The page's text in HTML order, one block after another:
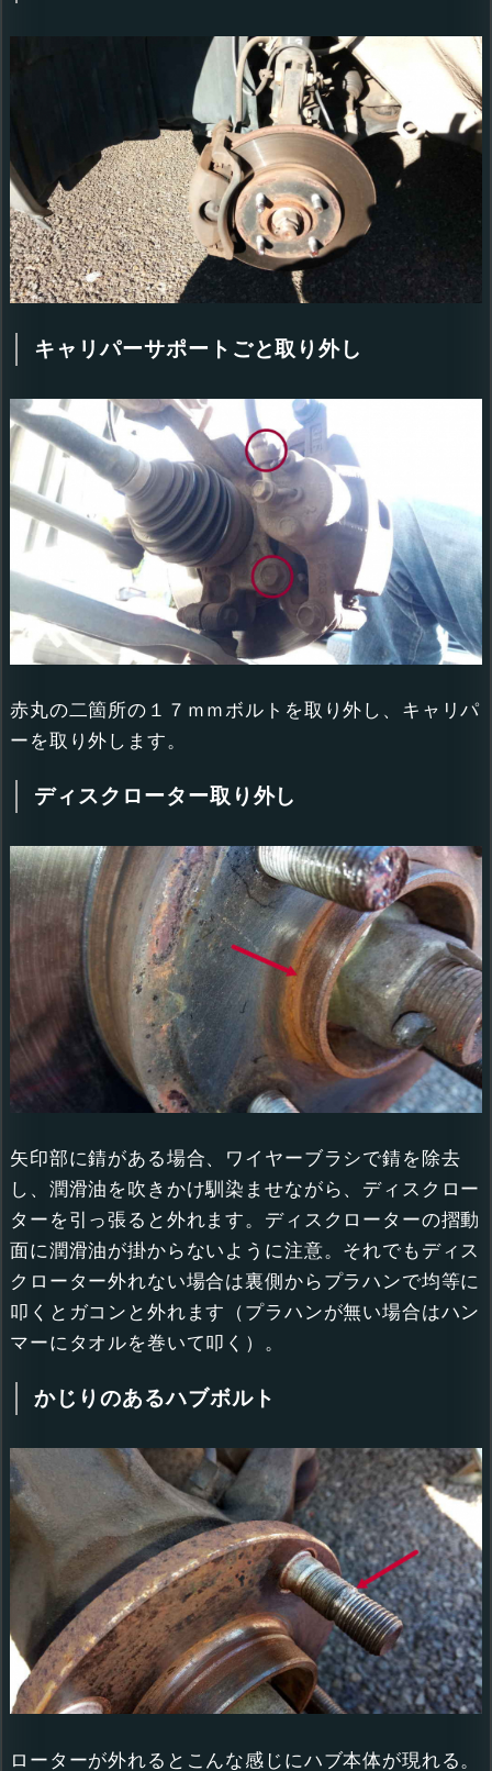
キャリパーサポートごと取り外し
赤丸の二箇所の１７ｍｍボルトを取り外し、キャリパ
ーを取り外します。
ディスクローター取り外し
矢印部に錆がある場合、ワイヤーブラシで錆を除去
し、潤滑油を吹きかけ馴染ませながら、ディスクロー
ターを引っ張ると外れます。ディスクローターの摺動
面に潤滑油が掛からないように注意。それでもディス
クローター外れない場合は裏側からプラハンで均等に
叩くとガコンと外れます（プラハンが無い場合はハン
マーにタオルを巻いて叩く）。
かじりのあるハブボルト
ローターが外れるとこんな感じにハブ本体が現れる。